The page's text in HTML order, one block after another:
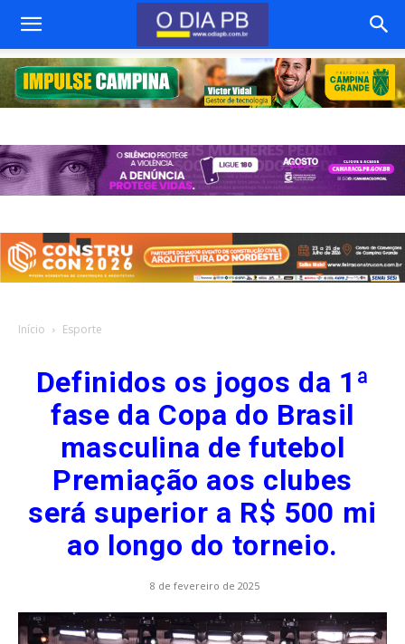
Início Esporte
Definidos os jogos da 1ª
fase da Copa do Brasil
masculina de futebol
Premiação aos clubes
será superior a R$ 500 mi
ao longo do torneio.
8 de fevereiro de 2025